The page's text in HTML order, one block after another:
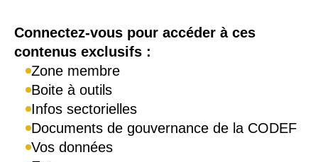
Connexion
Connectez-vous pour accéder à ces
contenus exclusifs :
Zone membre
Boite à outils
Infos sectorielles
Documents de gouvernance de la CODEF
Vos données